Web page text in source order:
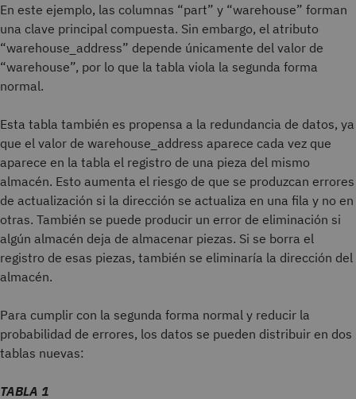
En este ejemplo, las columnas “part” y “warehouse” forman
una clave principal compuesta. Sin embargo, el atributo
“warehouse_address” depende únicamente del valor de
“warehouse”, por lo que la tabla viola la segunda forma
normal.
Esta tabla también es propensa a la redundancia de datos, ya
que el valor de warehouse_address aparece cada vez que
aparece en la tabla el registro de una pieza del mismo
almacén. Esto aumenta el riesgo de que se produzcan errores
de actualización si la dirección se actualiza en una fila y no en
otras. También se puede producir un error de eliminación si
algún almacén deja de almacenar piezas. Si se borra el
registro de esas piezas, también se eliminaría la dirección del
almacén.
Para cumplir con la segunda forma normal y reducir la
probabilidad de errores, los datos se pueden distribuir en dos
tablas nuevas:
TABLA 1